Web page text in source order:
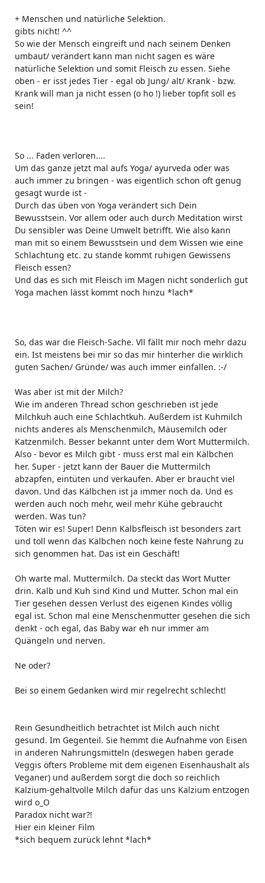
+ Menschen und natürliche Selektion.
gibts nicht! ^^
So wie der Mensch eingreift und nach seinem Denken
umbaut/ verändert kann man nicht sagen es wäre
natürliche Selektion und somit Fleisch zu essen. Siehe
oben - er isst jedes Tier - egal ob Jung/ alt/ Krank - bzw.
Krank will man ja nicht essen (o ho !) lieber topfit soll es
sein!
So ... Faden verloren....
Um das ganze jetzt mal aufs Yoga/ ayurveda oder was
auch immer zu bringen - was eigentlich schon oft genug
gesagt wurde ist -
Durch das üben von Yoga verändert sich Dein
Bewusstsein. Vor allem oder auch durch Meditation wirst
Du sensibler was Deine Umwelt betrifft. Wie also kann
man mit so einem Bewusstsein und dem Wissen wie eine
Schlachtung etc. zu stande kommt ruhigen Gewissens
Fleisch essen?
Und das es sich mit Fleisch im Magen nicht sonderlich gut
Yoga machen lässt kommt noch hinzu *lach*
So, das war die Fleisch-Sache. Vll fällt mir noch mehr dazu
ein. Ist meistens bei mir so das mir hinterher die wirklich
guten Sachen/ Gründe/ was auch immer einfallen. :-/
Was aber ist mit der Milch?
Wie im anderen Thread schon geschrieben ist jede
Milchkuh auch eine Schlachtkuh. Außerdem ist Kuhmilch
nichts anderes als Menschenmilch, Mäusemilch oder
Katzenmilch. Besser bekannt unter dem Wort Muttermilch.
Also - bevor es Milch gibt - muss erst mal ein Kälbchen
her. Super - jetzt kann der Bauer die Muttermilch
abzapfen, eintüten und verkaufen. Aber er braucht viel
davon. Und das Kälbchen ist ja immer noch da. Und es
werden auch noch mehr, weil mehr Kühe gebraucht
werden. Was tun?
Töten wir es! Super! Denn Kalbsfleisch ist besonders zart
und toll wenn das Kälbchen noch keine feste Nahrung zu
sich genommen hat. Das ist ein Geschäft!
Oh warte mal. Muttermilch. Da steckt das Wort Mutter
drin. Kalb und Kuh sind Kind und Mutter. Schon mal ein
Tier gesehen dessen Verlust des eigenen Kindes völlig
egal ist. Schon mal eine Menschenmutter gesehen die sich
denkt - och egal, das Baby war eh nur immer am
Quängeln und nerven.
Ne oder?
Bei so einem Gedanken wird mir regelrecht schlecht!
Rein Gesundheitlich betrachtet ist Milch auch nicht
gesund. Im Gegenteil. Sie hemmt die Aufnahme von Eisen
in anderen Nahrungsmitteln (deswegen haben gerade
Veggis öfters Probleme mit dem eigenen Eisenhaushalt als
Veganer) und außerdem sorgt die doch so reichlich
Kalzium-gehaltvolle Milch dafür das uns Kalzium entzogen
wird o_O
Paradox nicht war?!
Hier ein kleiner Film
*sich bequem zurück lehnt *lach*